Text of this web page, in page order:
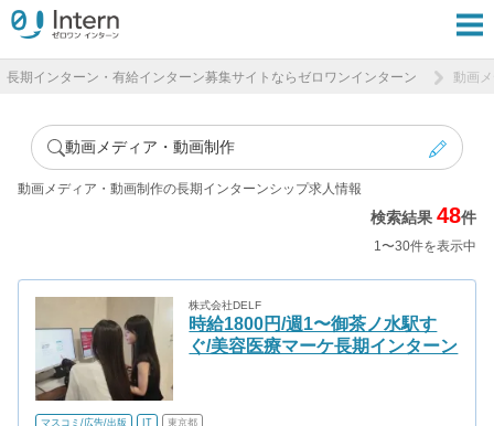
長期インターン・有給インターン募集サイトならゼロワンインターン 動画
動画メディア・動画制作
動画メディア・動画制作の長期インターンシップ求人情報
検索結果48件
1〜30件を表示中
株式会社DELF
時給1800円/週1〜御茶ノ水駅す
ぐ/美容医療マーケ長期インターン
マスコミ/広告/出版 IT 東京都